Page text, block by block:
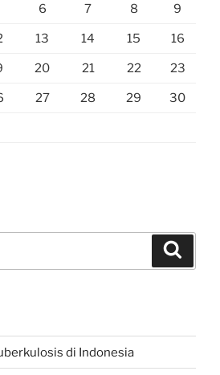
6 7 8 9
13 14 15 16
20 21 22 23
27 28 29 30
di Indonesia